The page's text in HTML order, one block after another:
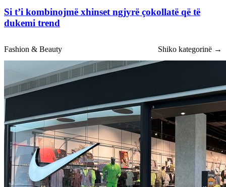
Si t’i kombinojmë xhinset ngjyrë çokollatë që të
dukemi trend
Fashion & Beauty Shiko kategorinë →